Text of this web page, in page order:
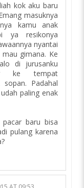
kok aku baru
masuknya
kamu anak
ya resikonya
nyantai
gimana. Ke
di jurusanku
ke tempat
Padahal
paling enak
baru bisa
pulang karena